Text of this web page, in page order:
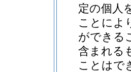
定の個人
ことによ
ができる
含まれる
ことはで